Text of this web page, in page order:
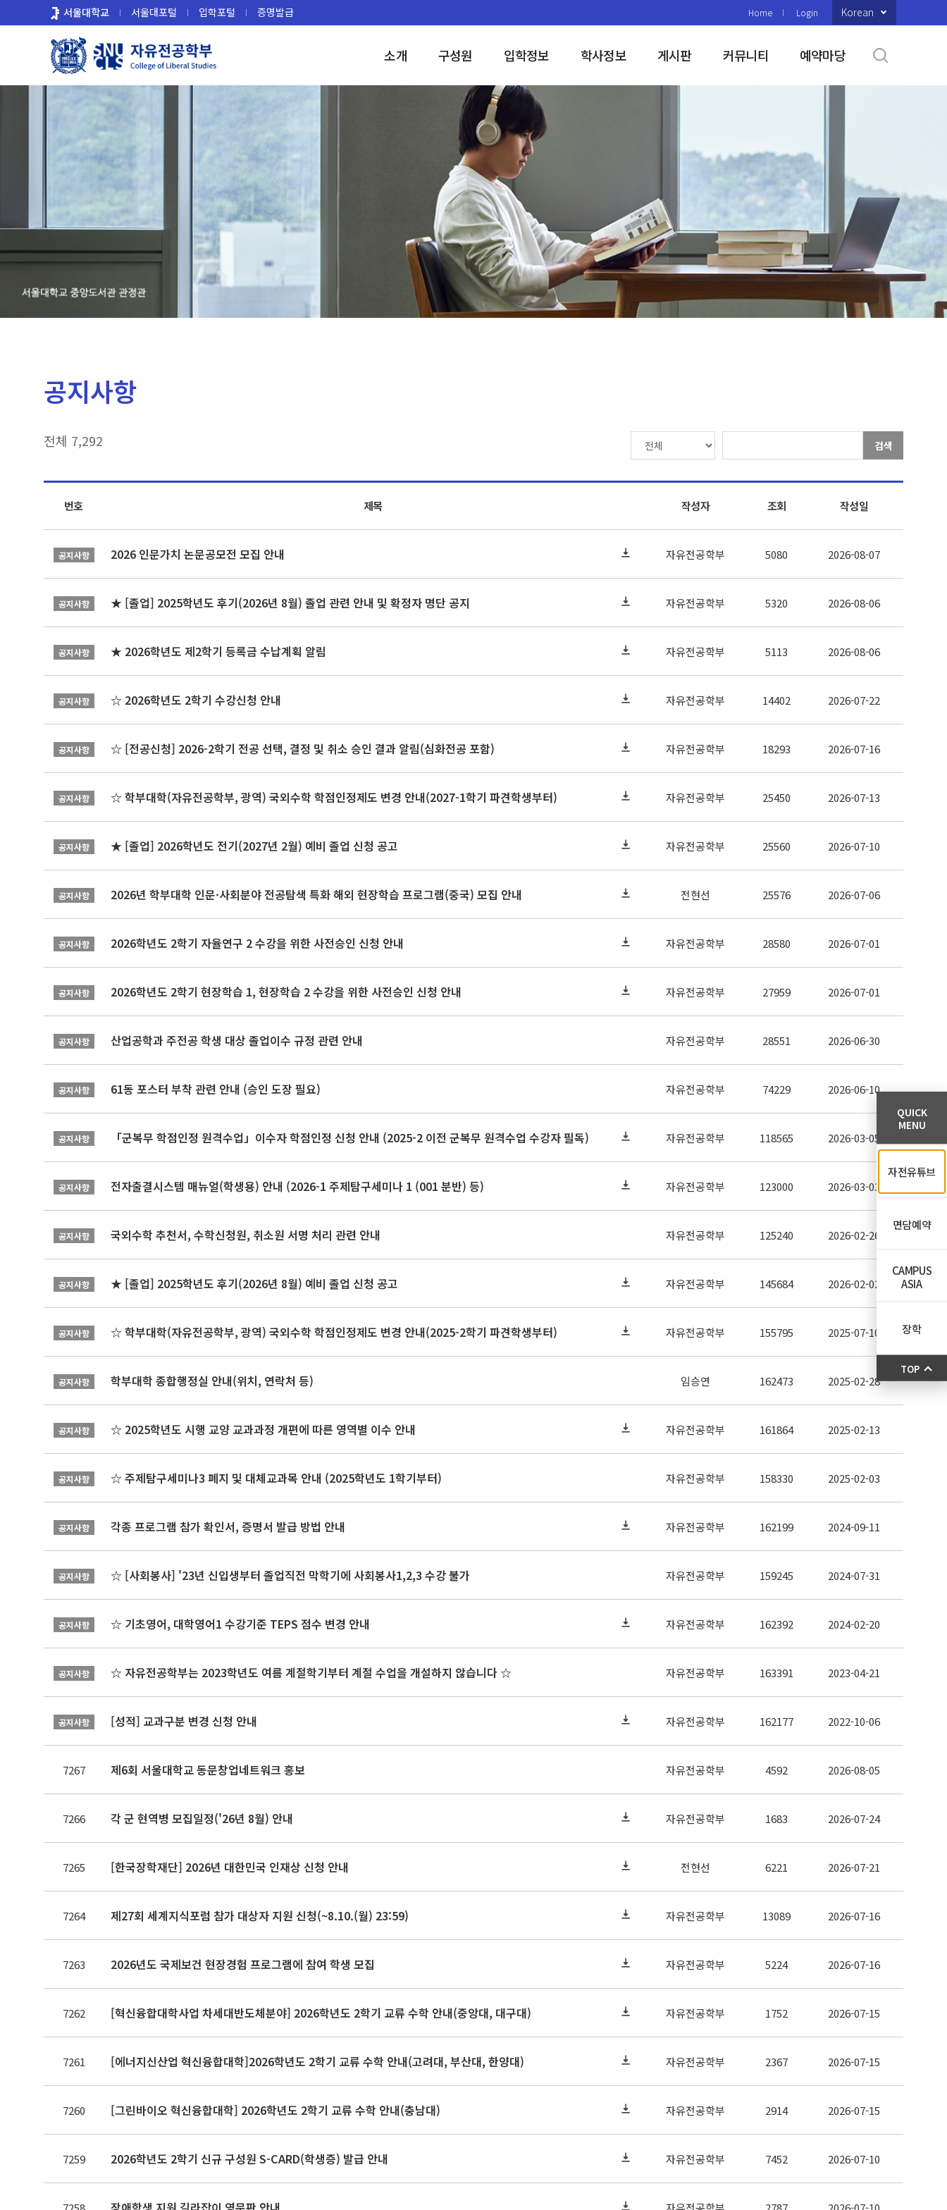
로
서울대학교 서울대포털 입학포털 증명발급 Home Login Korean
소개 구성원 입학정보 학사정보 게시판 커뮤니티 예약마당
공지사항
전체 7,292 검색
번호 제목 작성자 조회 작성일
공지사항 2026 인문가치 논문공모전 모집 안내 자유전공학부 5080 2026-08-07
공지사항 ★ [졸업] 2025학년도 후기(2026년 8월) 졸업 관련 안내 및 확정자 명단 공지 자유전공학부 5320 2026-08-06
공지사항 ★ 2026학년도 제2학기 등록금 수납계획 알림 자유전공학부 5113 2026-08-06
공지사항 ☆ 2026학년도 2학기 수강신청 안내 자유전공학부 14402 2026-07-22
공지사항 ☆ [전공신청] 2026-2학기 전공 선택, 결정 및 취소 승인 결과 알림(심화전공 포함) 자유전공학부 18293 2026-07-16
공지사항 ☆ 학부대학(자유전공학부, 광역) 국외수학 학점인정제도 변경 안내(2027-1학기 파견학생부터) 자유전공학부 25450 2026-07-13
공지사항 ★ [졸업] 2026학년도 전기(2027년 2월) 예비 졸업 신청 공고 자유전공학부 25560 2026-07-10
공지사항 2026년 학부대학 인문·사회분야 전공탐색 특화 해외 현장학습 프로그램(중국) 모집 안내 전현선 25576 2026-07-06
공지사항 2026학년도 2학기 자율연구 2 수강을 위한 사전승인 신청 안내 자유전공학부 28580 2026-07-01
공지사항 2026학년도 2학기 현장학습 1, 현장학습 2 수강을 위한 사전승인 신청 안내 자유전공학부 27959 2026-07-01
공지사항 산업공학과 주전공 학생 대상 졸업이수 규정 관련 안내 자유전공학부 28551 2026-06-30
공지사항 61동 포스터 부착 관련 안내 (승인 도장 필요) 자유전공학부 74229 2026-06-10
공지사항 「군복무 학점인정 원격수업」이수자 학점인정 신청 안내 (2025-2 이전 군복무 원격수업 수강자 필독) 자유전공학부 118565 2026-03-05
공지사항 전자출결시스템 매뉴얼(학생용) 안내 (2026-1 주제탐구세미나 1 (001 분반) 등) 자유전공학부 123000 2026-03-03
공지사항 국외수학 추천서, 수학신청원, 취소원 서명 처리 관련 안내 자유전공학부 125240 2026-02-26
공지사항 ★ [졸업] 2025학년도 후기(2026년 8월) 예비 졸업 신청 공고 자유전공학부 145684 2026-02-02
공지사항 ☆ 학부대학(자유전공학부, 광역) 국외수학 학점인정제도 변경 안내(2025-2학기 파견학생부터) 자유전공학부 155795 2025-07-10
공지사항 학부대학 종합행정실 안내(위치, 연락처 등) 임승연 162473 2025-02-28
공지사항 ☆ 2025학년도 시행 교양 교과과정 개편에 따른 영역별 이수 안내 자유전공학부 161864 2025-02-13
공지사항 ☆ 주제탐구세미나3 폐지 및 대체교과목 안내 (2025학년도 1학기부터) 자유전공학부 158330 2025-02-03
공지사항 각종 프로그램 참가 확인서, 증명서 발급 방법 안내 자유전공학부 162199 2024-09-11
공지사항 ☆ [사회봉사] '23년 신입생부터 졸업직전 막학기에 사회봉사1,2,3 수강 불가 자유전공학부 159245 2024-07-31
공지사항 ☆ 기초영어, 대학영어1 수강기준 TEPS 점수 변경 안내 자유전공학부 162392 2024-02-20
공지사항 ☆ 자유전공학부는 2023학년도 여름 계절학기부터 계절 수업을 개설하지 않습니다 ☆ 자유전공학부 163391 2023-04-21
공지사항 [성적] 교과구분 변경 신청 안내 자유전공학부 162177 2022-10-06
7267 제6회 서울대학교 동문창업네트워크 홍보 자유전공학부 4592 2026-08-05
7266 각 군 현역병 모집일정('26년 8월) 안내 자유전공학부 1683 2026-07-24
7265 [한국장학재단] 2026년 대한민국 인재상 신청 안내 전현선 6221 2026-07-21
7264 제27회 세계지식포럼 참가 대상자 지원 신청(~8.10.(월) 23:59) 자유전공학부 13089 2026-07-16
7263 2026년도 국제보건 현장경험 프로그램에 참여 학생 모집 자유전공학부 5224 2026-07-16
7262 [혁신융합대학사업 차세대반도체분야] 2026학년도 2학기 교류 수학 안내(중앙대, 대구대) 자유전공학부 1752 2026-07-15
7261 [에너지신산업 혁신융합대학]2026학년도 2학기 교류 수학 안내(고려대, 부산대, 한양대) 자유전공학부 2367 2026-07-15
7260 [그린바이오 혁신융합대학] 2026학년도 2학기 교류 수학 안내(충남대) 자유전공학부 2914 2026-07-15
7259 2026학년도 2학기 신규 구성원 S-CARD(학생증) 발급 안내 자유전공학부 7452 2026-07-10
QUICK
MENU
자전유튜브
면담예약
CAMPUS
ASIA
장학
TOP